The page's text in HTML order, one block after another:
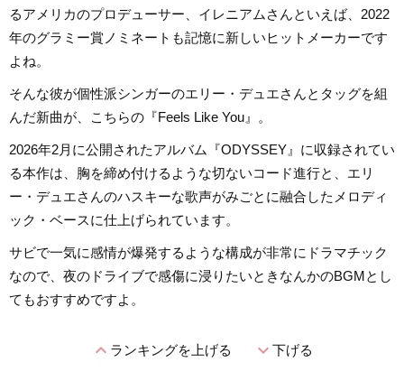
るアメリカのプロデューサー、イレニアムさんといえば、2022
年のグラミー賞ノミネートも記憶に新しいヒットメーカーです
よね。
そんな彼が個性派シンガーのエリー・デュエさんとタッグを組
んだ新曲が、こちらの『Feels Like You』。
2026年2月に公開されたアルバム『ODYSSEY』に収録されてい
る本作は、胸を締め付けるような切ないコード進行と、エリ
ー・デュエさんのハスキーな歌声がみごとに融合したメロディ
ック・ベースに仕上げられています。
サビで一気に感情が爆発するような構成が非常にドラマチック
なので、夜のドライブで感傷に浸りたいときなんかのBGMとし
てもおすすめですよ。
expand_lessランキングを上げる expand_more下げる